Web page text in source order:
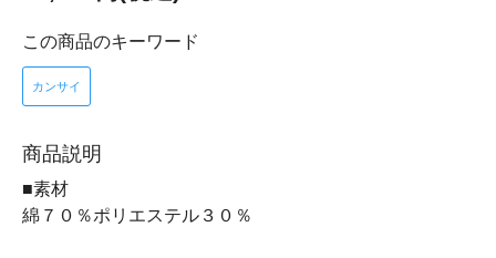
この商品のキーワード
カンサイ
商品説明
■素材
綿７０％ポリエステル３０％